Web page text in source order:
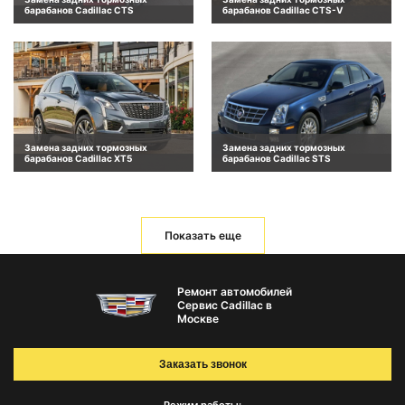
барабанов Cadillac CTS
барабанов Cadillac CTS-V
Замена задних тормозных
барабанов Cadillac XT5
Замена задних тормозных
барабанов Cadillac STS
Показать еще
Ремонт автомобилей
Сервис Cadillac в
Москве
Заказать звонок